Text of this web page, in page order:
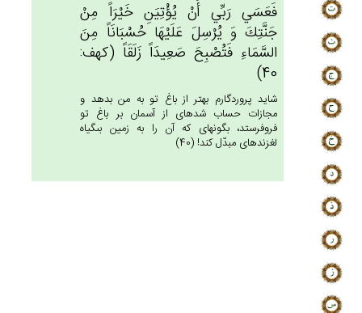
فَعَسَي‌ رَبِّي‌ أَنْ‌ يُؤْتِيَن‌ِ خَيْرَاً مِنْ‌
جَنَّتِك‌َ وَ يُرْسِل‌َ عَلَيْهَا حُسْبَانَاً مِن‌َ
السَّمَاءِ فَتُصْبِح‌َ صَعِيدَاً زَلَقَاً (كهف:
40)
شايد پروردگارم بهتر از باغ تو به من بدهد و
مجازات حساب شده‏اى از آسمان بر باغ تو
فروفرستد، بگونه‏اى كه آن را به زمين بى‏گياه
لغزنده‏اى مبدّل كند! (40)